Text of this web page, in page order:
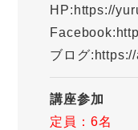
HP:https://
ブログ
講座参加
定員：6名